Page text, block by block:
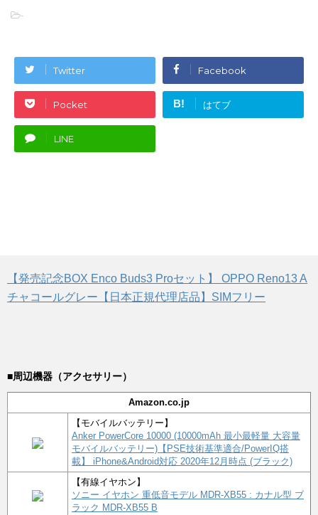
-
Twitter Facebook
Pocket B! はてブ
LINE
【発売記念BOX Enco Buds3 Proセット】 OPPO Reno13 A
チャコールグレー【日本正規代理店品】SIMフリー
■周辺機器（アクセサリー）
Amazon.co.jp
【モバイルバッテリー】
Anker PowerCore 10000 (10000mAh 最小最軽量 大容量
モバイルバッテリー)【PSE技術基準適合/PowerIQ搭
載】 iPhone&Android対応 2020年12月時点 (ブラック)
【有線イヤホン】
ソニー イヤホン 重低音モデル MDR-XB55 : カナル型 ブ
ラック MDR-XB55 B